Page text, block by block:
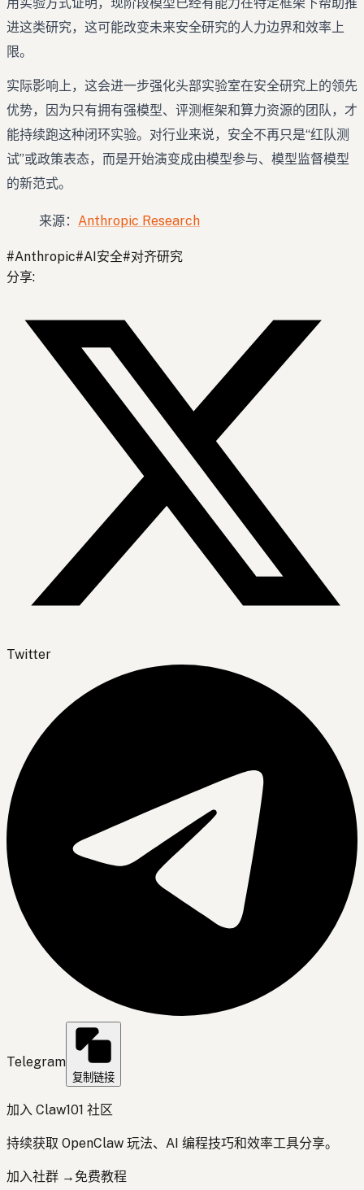
进这类研究，这可能改变未来安全研究的人力边界和效率上
限。
实际影响上，这会进一步强化头部实验室在安全研究上的领先
优势，因为只有拥有强模型、评测框架和算力资源的团队，才
能持续跑这种闭环实验。对行业来说，安全不再只是“红队测
试”或政策表态，而是开始演变成由模型参与、模型监督模型
的新范式。
来源： Anthropic Research
#Anthropic#AI安全#对齐研究
分享:
Twitter
Telegram
复制链接
加入 Claw101 社区
持续获取 OpenClaw 玩法、AI 编程技巧和效率工具分享。
加入社群 → 免费教程